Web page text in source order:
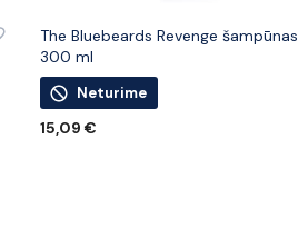
The Bluebeards Revenge šampūnas
300 ml
Neturime
15,09 €